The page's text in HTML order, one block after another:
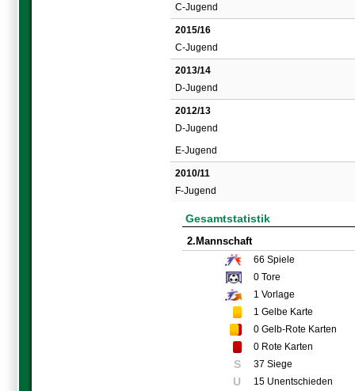
C-Jugend
2015/16
C-Jugend
2013/14
D-Jugend
2012/13
D-Jugend
E-Jugend
2010/11
F-Jugend
Gesamtstatistik
2.Mannschaft
66 Spiele
0 Tore
1 Vorlage
1 Gelbe Karte
0 Gelb-Rote Karten
0 Rote Karten
S 37 Siege
U 15 Unentschieden